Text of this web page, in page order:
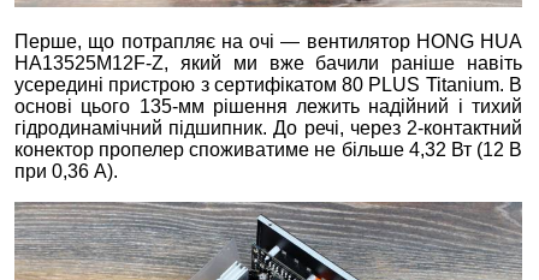
Перше, що потрапляє на очі — вентилятор HONG HUA
HA13525M12F-Z, який ми вже бачили раніше навіть
усередині пристрою з сертифікатом 80 PLUS Titanium. В
основі цього 135-мм рішення лежить надійний і тихий
гідродинамічний підшипник. До речі, через 2-контактний
конектор пропелер споживатиме не більше 4,32 Вт (12 В
при 0,36 А).